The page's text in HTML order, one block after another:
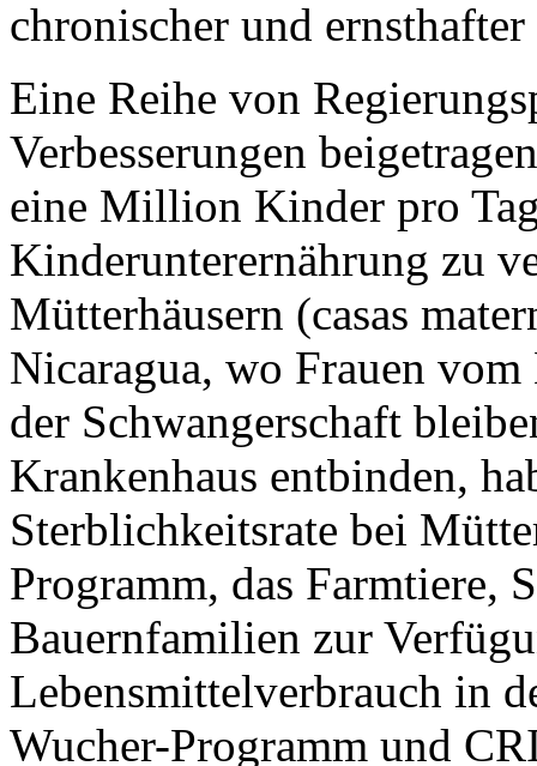
chronischer und
Eine Reihe von
Verbesserungen
eine Million Kinder pro
Kinderunterernährung zu
Mütterhäusern (casas
Nicaragua, wo Frauen
der Schwangerschaft
Krankenhaus entbinden,
Sterblichkeitsrate bei
Programm, das Farmtiere,
Bauernfamilien zur
Lebensmittelverbrauch in
Wucher-Programm und